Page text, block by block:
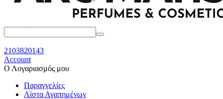
2103820143
Account
Ο Λογαριασμός μου
Παραγγελίες
Λίστα Αγαπημένων